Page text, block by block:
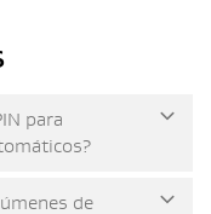
para
de